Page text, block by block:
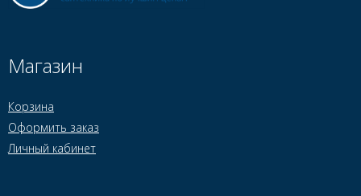
Магазин
Корзина
Оформить заказ
Личный кабинет